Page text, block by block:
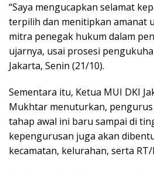
“Saya mengucapkan selamat
terpilih dan menitipkan amanat
mitra penegak hukum dalam
ujarnya, usai prosesi
Jakarta, Senin (21/10).
Sementara itu, Ketua MUI DKI
Mukhtar menuturkan, pengurus
tahap awal ini baru sampai di
kepengurusan juga akan
kecamatan, kelurahan, serta RT/